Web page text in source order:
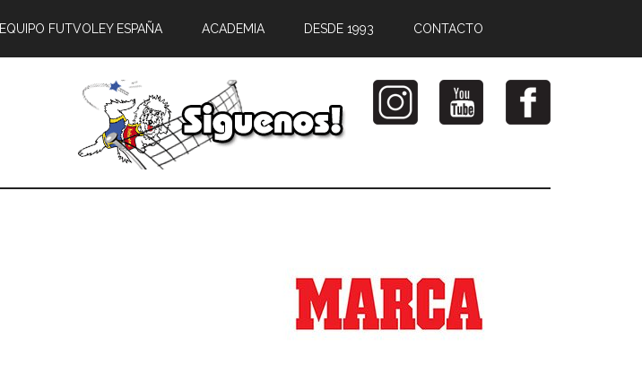
EQUIPO FUTVOLEY ESPAÑA ACADEMIA DESDE 1993 CONTACTO